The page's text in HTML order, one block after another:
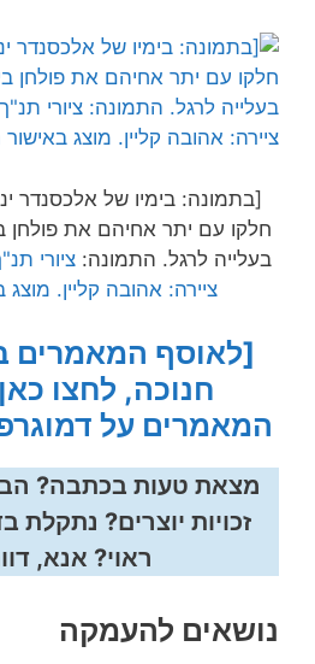
[בתמונה: בימיו של אלכסנדר
חלקו עם יתר אחיהם את פולחן
בעלייה לרגל. התמונה:ציורי
ציירה: אהובה קליין. מוצג
[לאוסף המאמרים
חנוכה, לחצו
המאמרים על
מצאת טעות בכתבה?
זכויות יוצרים? נתקלת
ראוי? אנא,
נושאים להעמקה